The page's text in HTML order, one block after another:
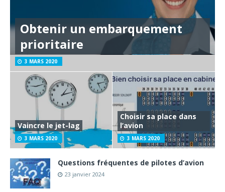
Obtenir un embarquement
prioritaire
3 MARS 2020
Vaincre le jet-lag
3 MARS 2020
Choisir sa place dans
l’avion
3 MARS 2020
Questions fréquentes de pilotes d’avion
23 janvier 2024